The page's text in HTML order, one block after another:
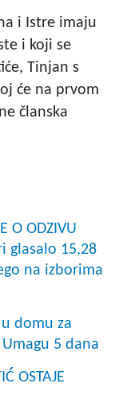
i Istre imaju
i koji se
Tinjan s
će na prvom
članska
O ODZIVU
glasalo 15,28
na izborima
u domu za
5 dana
OSTAJE